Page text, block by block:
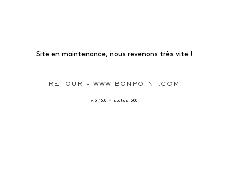
Site en maintenance, nous revenons très vite !
RETOUR - WWW.BONPOINT.COM
v. 3.16.0 - status: 500